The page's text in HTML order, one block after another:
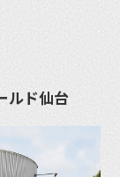
ルド仙台